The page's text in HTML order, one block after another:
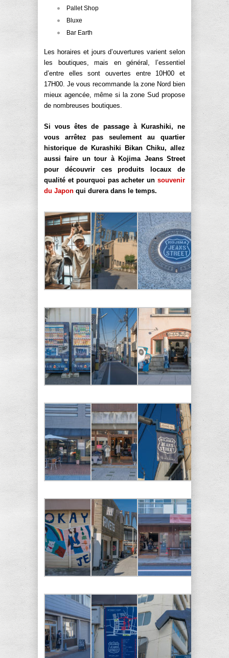
Pallet Shop
Bluxe
Bar Earth
Les horaires et jours d’ouvertures varient selon
les boutiques, mais en général, l’essentiel
d’entre elles sont ouvertes entre 10H00 et
17H00. Je vous recommande la zone Nord bien
mieux agencée, même si la zone Sud propose
de nombreuses boutiques.
Si vous êtes de passage à Kurashiki, ne
vous arrêtez pas seulement au quartier
historique de Kurashiki Bikan Chiku, allez
aussi faire un tour à Kojima Jeans Street
pour découvrir ces produits locaux de
qualité et pourquoi pas acheter un souvenir
du Japon qui durera dans le temps.